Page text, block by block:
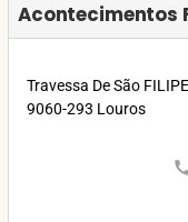
Acontecimentos
Travessa De São
9060-293 Louros